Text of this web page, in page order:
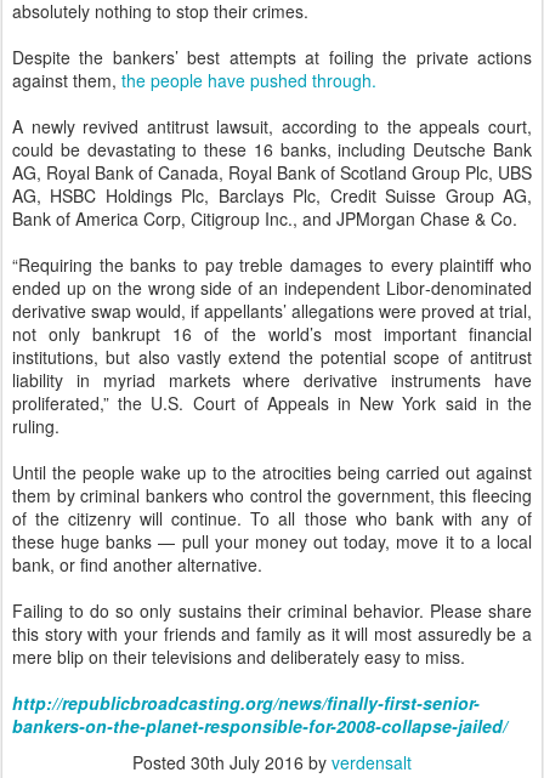
ended up on the wrong side of an independent Libor‐denominated
derivative swap would, if appellants’ allegations were proved at trial,
institutions, but also vastly extend the potential scope of antitrust
liability in myriad markets where derivative instruments have
proliferated,” the U.S. Court of Appeals in New York said in the
ruling.
them by criminal bankers who control the government, this fleecing
of the citizenry will continue. To all those who bank with any of
these huge banks — pull your money out today, move it to a local
bank, or find another alternative.
Failing to do so only sustains their criminal behavior. Please share
this story with your friends and family as it will most assuredly be a
mere blip on their televisions and deliberately easy to miss.
http://republicbroadcasting.org/news/finally-first-senior-
bankers-on-the-planet-responsible-for-2008-collapse-jailed/
Posted30th July 2016 byverdensalt
Labels:republicbroadcasting.org: 30-7-2016
Message from Matthew - July 30, 2016